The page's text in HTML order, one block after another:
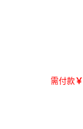
需付款￥